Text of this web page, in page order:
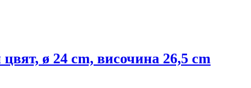
цвят, ø 24 cm, височина 26,5 cm